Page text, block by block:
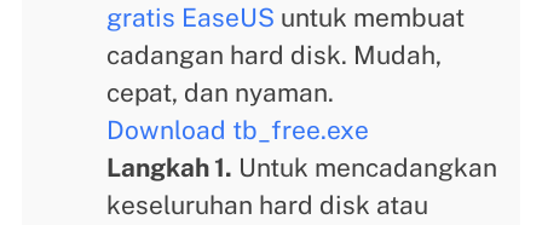
gratis EaseUS untuk membuat
cadangan hard disk. Mudah,
cepat, dan nyaman.
Download tb_free.exe
Langkah 1. Untuk mencadangkan
keseluruhan hard disk atau